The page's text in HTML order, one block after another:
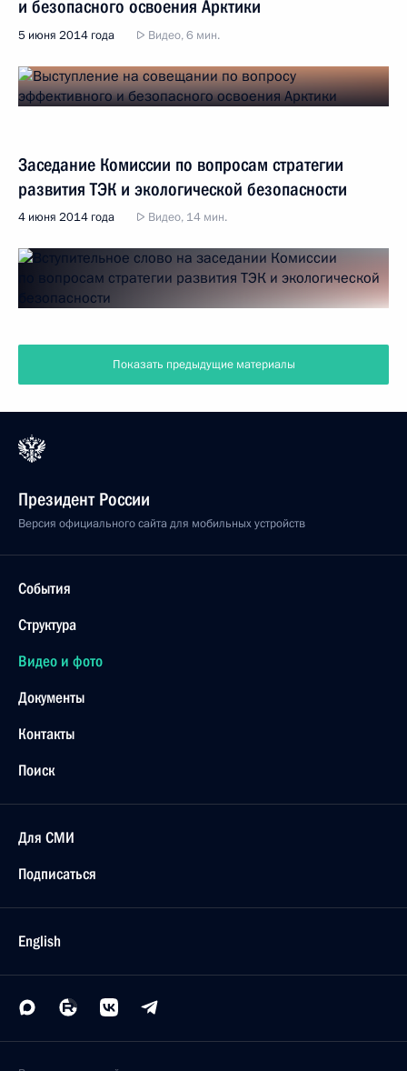
и безопасного освоения Арктики
5 июня 2014 года Видео, 6 мин.
Заседание Комиссии по вопросам стратегии
развития ТЭК и экологической безопасности
4 июня 2014 года Видео, 14 мин.
Показать предыдущие материалы
Президент России
Версия официального сайта для мобильных устройств
События
Структура
Видео и фото
Документы
Контакты
Поиск
Для СМИ
Подписаться
English